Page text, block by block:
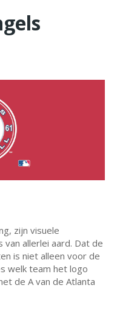
zijn visuele
allerlei aard. Dat de
is niet alleen voor de
welk team het logo
de A van de Atlanta